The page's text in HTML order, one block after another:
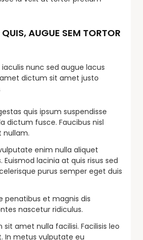
AUGUE SEM TORTOR
nunc sed augue lacus
dictum sit amet justo
quis ipsum suspendisse
dictum fusce. Faucibus nisl
nullam.
enim nulla aliquet
lacinia at quis risus sed
purus semper eget duis
penatibus et magnis dis
nascetur ridiculus.
sit amet nulla facilisi. Facilisis leo
In metus vulputate eu